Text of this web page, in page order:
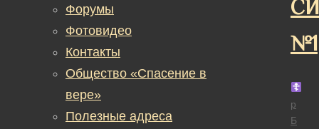
№1
р
Б
Форумы
Фотовидео
Контакты
Общество «Спасение в
вере»
Полезные адреса